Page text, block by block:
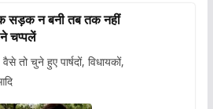
सड़क न बनी तब तक नहीं
चप्पलें
तो चुने हुए पार्षदों, विधायकों,